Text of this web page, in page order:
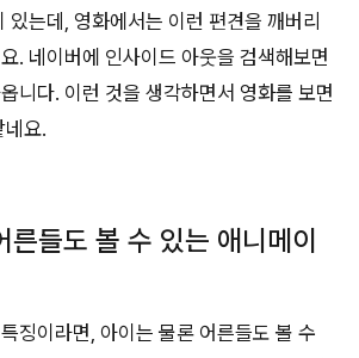
있는데, 영화에서는 이런 편견을 깨버리
. 네이버에 인사이드 아웃을 검색해보면
니다. 이런 것을 생각하면서 영화를 보면
네요.
른들도 볼 수 있는 애니메이
징이라면, 아이는 물론 어른들도 볼 수